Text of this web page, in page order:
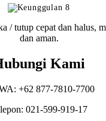
/ tutup cepat dan halus,
dan aman.
Kami
+62 877-7810-7700
021-599-919-17